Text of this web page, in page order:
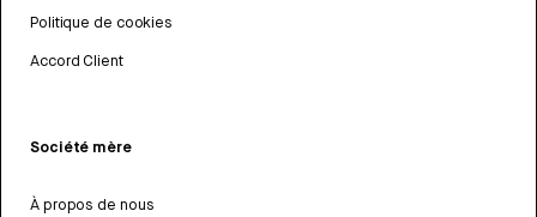
Politique de cookies
Accord Client
Société mère
À propos de nous